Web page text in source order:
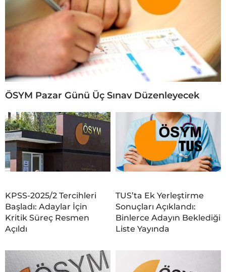
ÖSYM Pazar Günü Üç Sınav Düzenleyecek
KPSS-2025/2 Tercihleri
Başladı: Adaylar İçin
Kritik Süreç Resmen
Açıldı
TUS’ta Ek Yerleştirme
Sonuçları Açıklandı:
Binlerce Adayın Beklediği
Liste Yayında